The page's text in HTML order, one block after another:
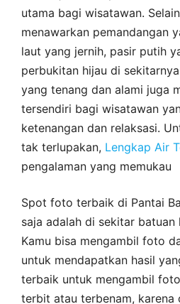
utama bagi wisatawan.
menawarkan pemandangan
laut yang jernih, pasir putih
perbukitan hijau di
yang tenang dan alami juga
tersendiri bagi wisatawan
ketenangan dan relaksasi.
tak terlupakan, Lengkap Air
pengalaman yang memukau
Spot foto terbaik di Pantai
saja adalah di sekitar batuan
Kamu bisa mengambil foto
untuk mendapatkan hasil
terbaik untuk mengambil
terbit atau terbenam, karena